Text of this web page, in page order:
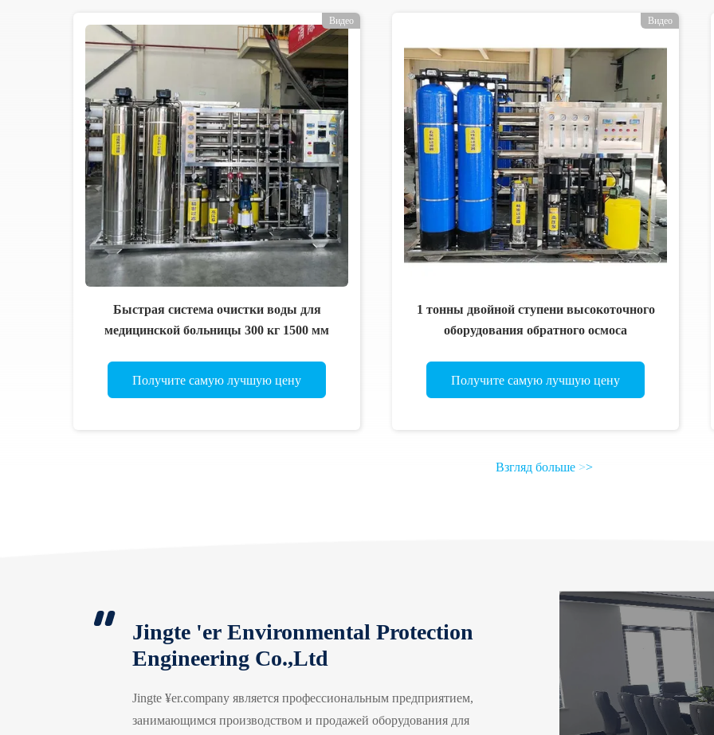
Видео
Быстрая система очистки воды для
медицинской больницы 300 кг 1500 мм
Получите самую лучшую цену
Видео
1 тонны двойной ступени высокоточного
оборудования обратного осмоса
Получите самую лучшую цену
Взгляд больше >>
Jingte 'er Environmental Protection
Engineering Co.,Ltd
Jingte ¥er.company является профессиональным предприятием,
занимающимся производством и продажей оборудования для